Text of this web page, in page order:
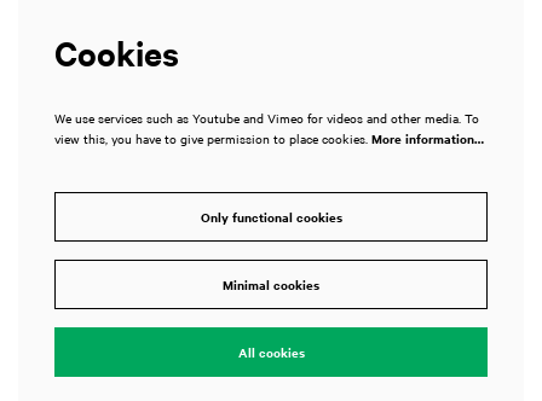
Cookies
We use services such as Youtube and Vimeo for videos and other media. To
view this, you have to give permission to place cookies. More information…
Only functional cookies
Minimal cookies
All cookies